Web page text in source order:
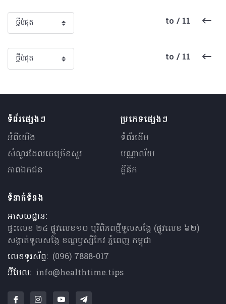
to / 11
to / 11
ទំព័រផ្សេងៗ
អំពីយើង
សំណួរ​ដែលគេ​ច្រើន​សួរ
ភាពឯកជន
ប្រភេទផ្សេងៗ
ទំព័រដើម
បណ្ណាល័យ
គ្លីនិក
ទំនាក់ទំនង
អាសយដ្ឋាន:
ផ្ទះលេខ ២៤ ផ្លូវលេខ១០ បុរីពិភពថ្មីទួលសង្កែ (ផ្លូវលេខ ៦២)
សង្កាត់ទួលសង្កែ ខណ្ឌឫស្សីកែវ ភ្នំពេញ កម្ពុជា
លេខទូរស័ព្ទ: (096) 7888-017
អ៊ីមែល: info@healthtime.tips